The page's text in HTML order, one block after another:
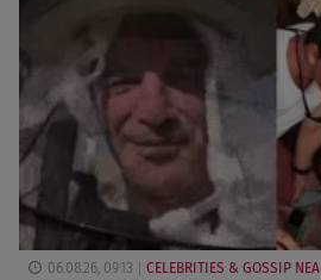
06.08.26, 09:13 CELEBRITIES & GOSSIP ΝΕΑ